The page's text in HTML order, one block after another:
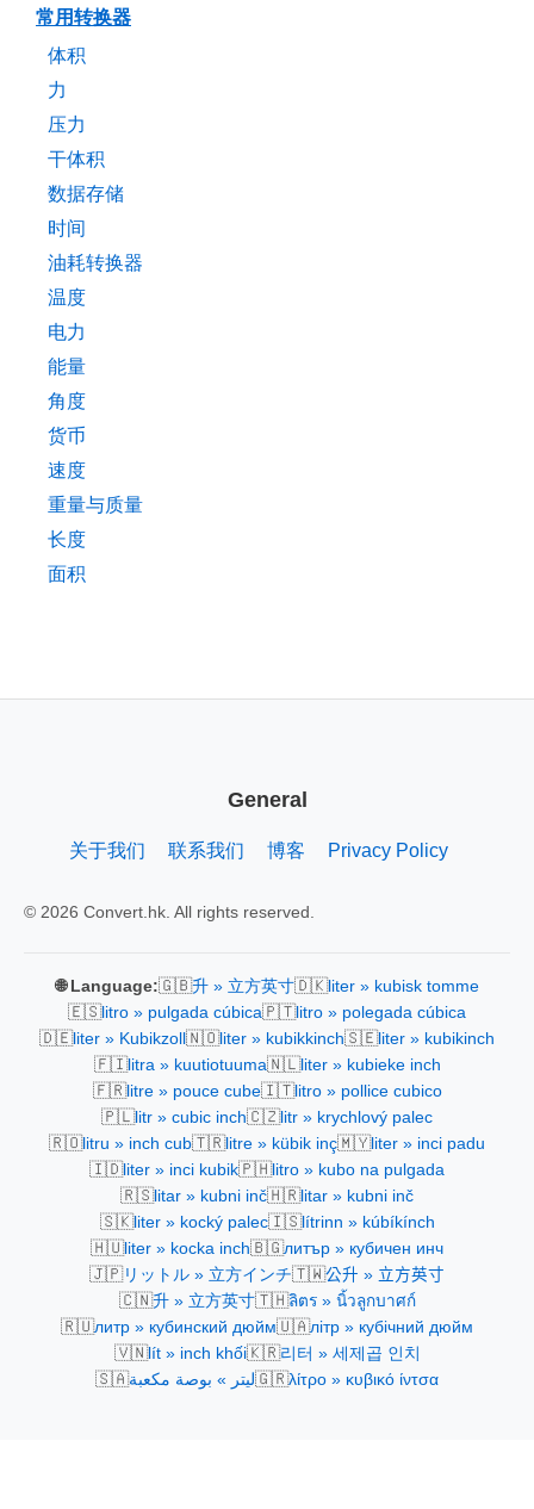
常用转换器
体积
力
压力
干体积
数据存储
时间
油耗转换器
温度
电力
能量
角度
货币
速度
重量与质量
长度
面积
General
关于我们 联系我们 博客 Privacy Policy
© 2026 Convert.hk. All rights reserved.
🌐 Language:🇬🇧升 » 立方英寸🇩🇰liter » kubisk tomme
🇪🇸litro » pulgada cúbica🇵🇹litro » polegada cúbica
🇩🇪liter » Kubikzoll 🇳🇴liter » kubikkinch🇸🇪liter » kubikinch
🇫🇮litra » kuutiotuuma🇳🇱liter » kubieke inch
🇫🇷litre » pouce cube🇮🇹litro » pollice cubico
🇵🇱litr » cubic inch🇨🇿litr » krychlový palec
🇷🇴litru » inch cub🇹🇷litre » kübik inç🇲🇾liter » inci padu
🇮🇩liter » inci kubik🇵🇭litro » kubo na pulgada
🇷🇸litar » kubni inč🇭🇷litar » kubni inč
🇸🇰liter » kocký palec🇮🇸lítrinn » kúbíkínch
🇭🇺liter » kocka inch🇧🇬литър » кубичен инч
🇯🇵リットル » 立方インチ🇹🇼公升 » 立方英寸
🇨🇳升 » 立方英寸🇹🇭ลิตร » นิ้วลูกบาศก์
🇷🇺литр » кубинский дюйм🇺🇦літр » кубічний дюйм
🇻🇳lít » inch khối🇰🇷리터 » 세제곱 인치
🇸🇦ليتر » بوصة مكعبة🇬🇷λίτρο » κυβικό ίντσα